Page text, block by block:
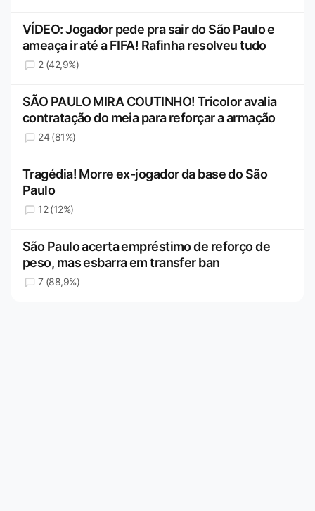
VÍDEO: Jogador pede pra sair do São Paulo e
ameaça ir até a FIFA! Rafinha resolveu tudo
2 (42,9%)
SÃO PAULO MIRA COUTINHO! Tricolor avalia
contratação do meia para reforçar a armação
24 (81%)
Tragédia! Morre ex-jogador da base do São
Paulo
12 (12%)
São Paulo acerta empréstimo de reforço de
peso, mas esbarra em transfer ban
7 (88,9%)